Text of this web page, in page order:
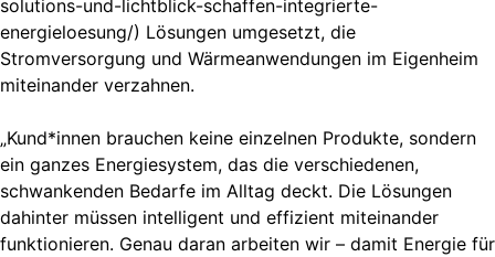
solutions-und-lichtblick-schaffen-integrierte-
energieloesung/) Lösungen umgesetzt, die
Stromversorgung und Wärmeanwendungen im Eigenheim
miteinander verzahnen.
„Kund*innen brauchen keine einzelnen Produkte, sondern
ein ganzes Energiesystem, das die verschiedenen,
schwankenden Bedarfe im Alltag deckt. Die Lösungen
dahinter müssen intelligent und effizient miteinander
funktionieren. Genau daran arbeiten wir – damit Energie für